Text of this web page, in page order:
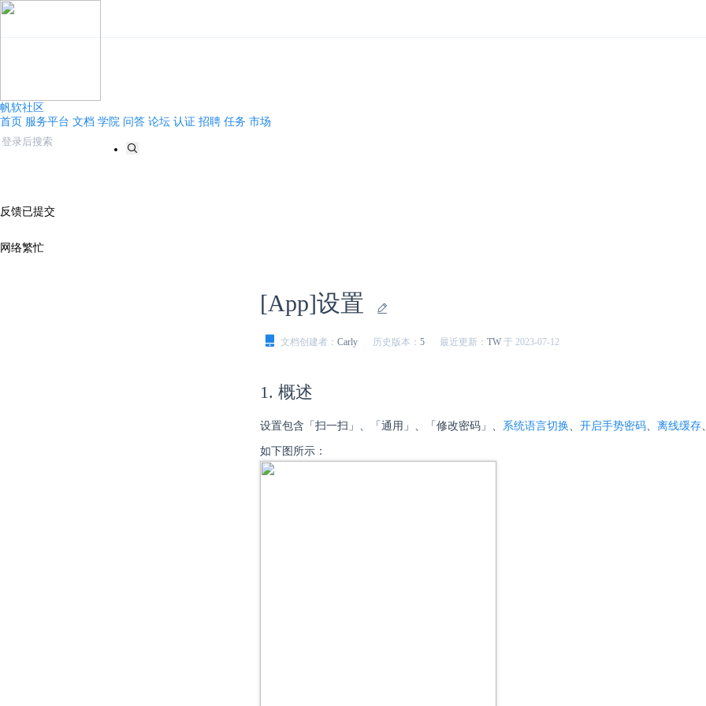
帆软社区
首页 服务平台 文档 学院 问答 论坛 认证 招聘 任务 市场
反馈已提交
网络繁忙
[App]设置
文档创建者： Carly 历史版本： 5 最近更新： TW 于 2023-07-12
1. 概述
设置包含「扫一扫」、「通用」、「修改密码」、 系统语言切换、 开启手势密码、 离线缓存
如下图所示：